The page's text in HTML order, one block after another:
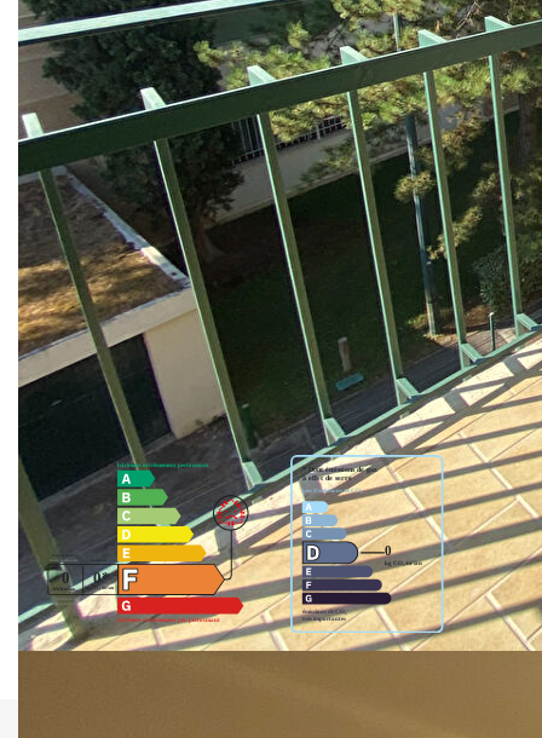
L'appartement se compose d'un salon convivial, de deux
chambres dont une avec rangements intégrés, d'une
cuisine aménagée et équipée ouvrant sur une loggia, d'une
salle d'eau moderne et d'un WC séparé. Deux balcons
viennent compléter ce bien, offrant de véritables espaces
extérieurs agréables au quotidien.
Alliant calme, confort et proximité immédiate du centre-
ville, cet appartement constitue un véritable coup de
coeur.
Nos honoraires Nous contacter
Diagnostics énergétiques